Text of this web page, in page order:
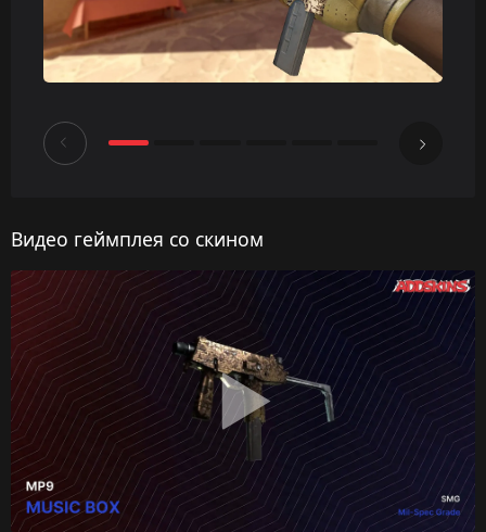
Видео геймплея со скином